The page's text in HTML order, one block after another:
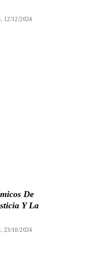
12/12/2024
De
Y La
23/10/2024